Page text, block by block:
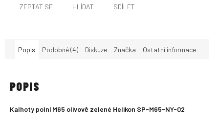
ZEPTAT SE HLÍDAT SDÍLET
Popis Podobné (4) Diskuze Značka Ostatní informace
POPIS
Kalhoty polní M65 olivově zelené Helikon SP-M65-NY-02